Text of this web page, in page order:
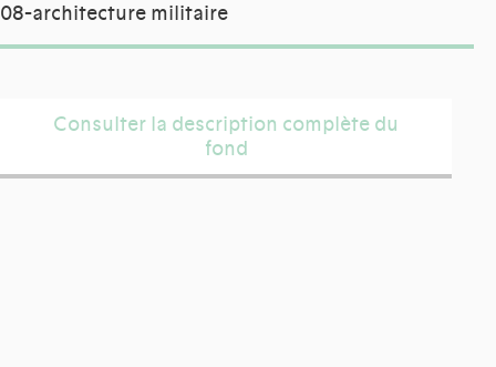
08-architecture militaire
Consulter la description complète du
fond